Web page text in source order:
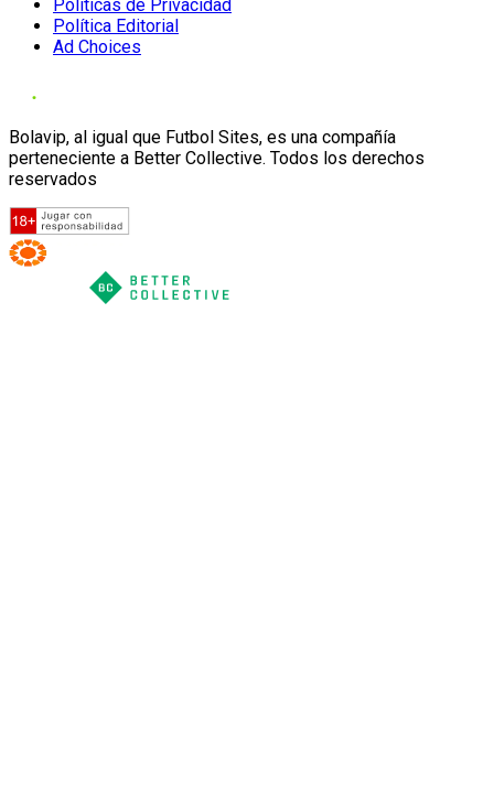
Políticas de Privacidad
Política Editorial
Ad Choices
Bolavip, al igual que Futbol Sites, es una compañía
perteneciente a Better Collective. Todos los derechos
reservados